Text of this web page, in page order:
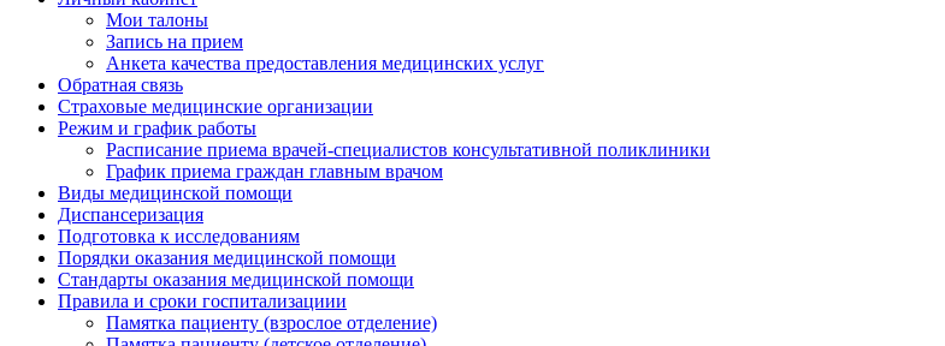
Мои талоны
Запись на прием
Анкета качества предоставления медицинских услуг
Обратная связь
Страховые медицинские организации
Режим и график работы
Расписание приема врачей-специалистов консультативной поликлиники
График приема граждан главным врачом
Виды медицинской помощи
Диспансеризация
Подготовка к исследованиям
Порядки оказания медицинской помощи
Стандарты оказания медицинской помощи
Правила и сроки госпитализациии
Памятка пациенту (взрослое отделение)